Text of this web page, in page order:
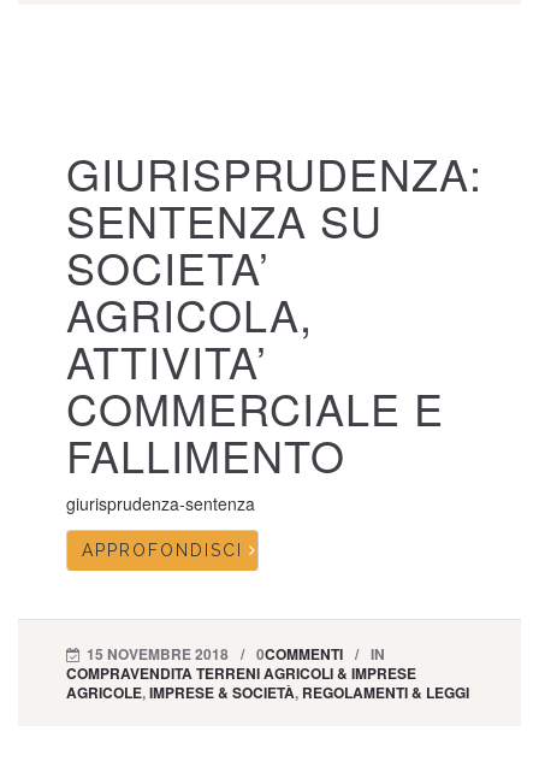
GIURISPRUDENZA:
SENTENZA SU
SOCIETA’
AGRICOLA,
ATTIVITA’
COMMERCIALE E
FALLIMENTO
giurisprudenza-sentenza
APPROFONDISCI
15 NOVEMBRE 2018 0COMMENTI
IN
COMPRAVENDITA TERRENI AGRICOLI & IMPRESE
AGRICOLE,IMPRESE & SOCIETÀ, REGOLAMENTI & LEGGI